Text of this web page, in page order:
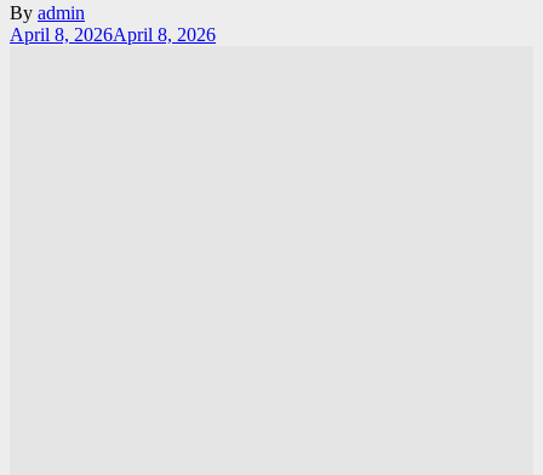
By admin
April 8, 2026April 8, 2026